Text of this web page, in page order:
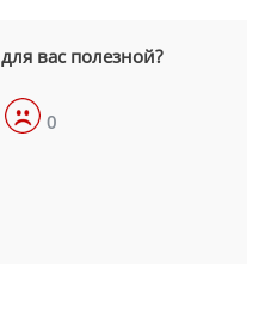
вас полезной?
0